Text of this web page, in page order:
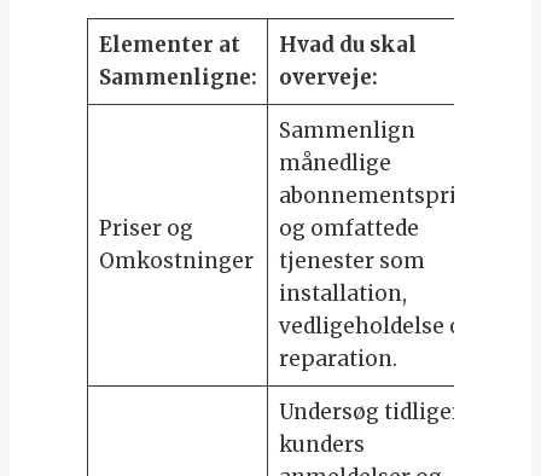
Elementer at
Sammenligne:
Hvad du skal
overveje:
Priser og
Omkostninger
Sammenlign
månedlige
abonnementspriser
og omfattede
tjenester som
installation,
vedligeholdelse og
reparation.
Undersøg tidligere
kunders